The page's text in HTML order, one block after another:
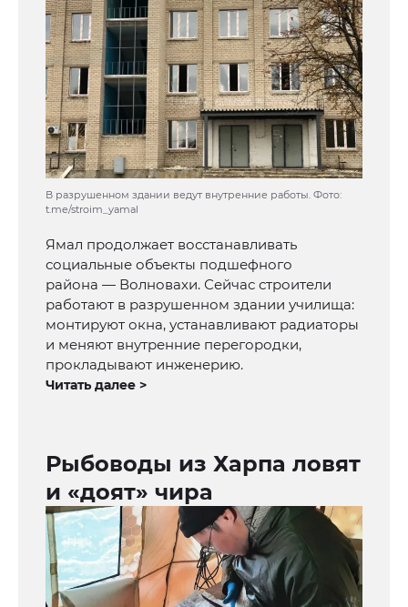
В разрушенном здании ведут внутренние работы. Фото:
t.me/stroim_yamal
Ямал продолжает восстанавливать
социальные объекты подшефного
района — Волновахи. Сейчас строители
работают в разрушенном здании училища:
монтируют окна, устанавливают радиаторы
и меняют внутренние перегородки,
прокладывают инженерию.
Читать далее >
Рыбоводы из Харпа ловят
и «доят» чира